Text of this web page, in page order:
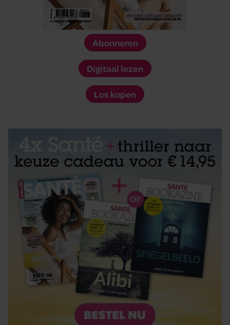
Abonneren
Digitaal lezen
Los kopen